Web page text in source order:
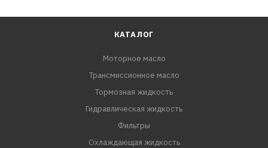
КАТАЛОГ
Моторное масло
Трансмиссионное масло
Тормозная жидкость
Гидравлическая жидкость
Фильтры
Охлаждающая жидкость